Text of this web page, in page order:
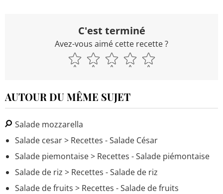
C'est terminé
Avez-vous aimé cette recette ?
AUTOUR DU MÊME SUJET
Salade mozzarella
Salade cesar> Recettes - Salade César
Salade piemontaise> Recettes - Salade piémontaise
Salade de riz > Recettes - Salade de riz
Salade de fruits > Recettes - Salade de fruits